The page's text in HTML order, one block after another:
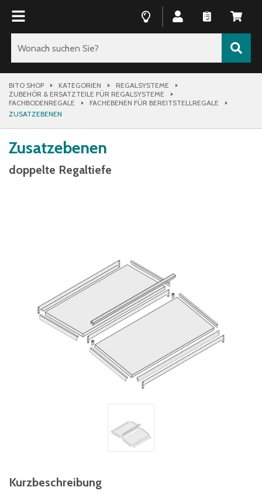
BITO SHOP KATEGORIEN
REGALSYSTEME
ZUBEHÖR & ERSATZTEILE FÜR REGALSYSTEME
FACHBODENREGALE
FACHEBENEN FÜR BEREITSTELLREGALE
ZUSATZEBENEN
Zusatzebenen
doppelte Regaltiefe
Kurzbeschreibung